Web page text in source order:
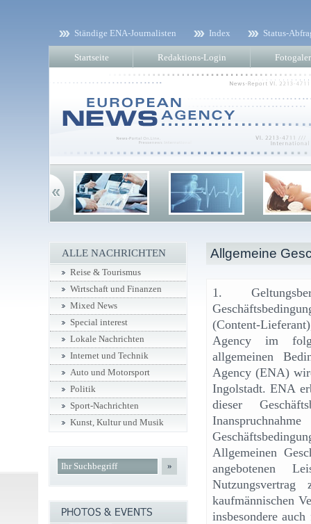
Ständige ENA-Journalisten Index Status-
Startseite Redaktions-Login
Allgemeine
1.
(Content-
Agency im
allgemeinen
Agency (ENA)
Ingolstadt. ENA
dieser
Allgemeinen
angebotenen
kaufmännischen
insbesondere
ALLE NACHRICHTEN
Reise & Tourismus
Wirtschaft und Finanzen
Mixed News
Special interest
Lokale Nachrichten
Internet und Technik
Auto und Motorsport
Politik
Sport-Nachrichten
Kunst, Kultur und Musik
»